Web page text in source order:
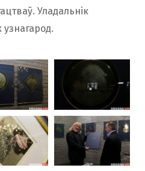
Уладальнік